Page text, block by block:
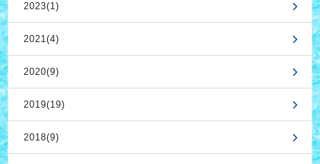
2023(1)
2021(4)
2020(9)
2019(19)
2018(9)